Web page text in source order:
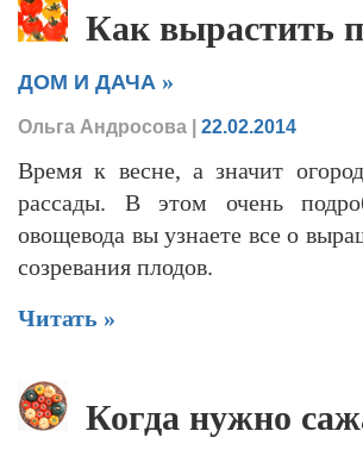
Как вырастить
ДОМ И ДАЧА »
Ольга Андросова 22.02.2014
Время к весне, а значит
рассады. В этом очень
овощевода вы узнаете все о
созревания плодов.
Читать »
Когда нужно